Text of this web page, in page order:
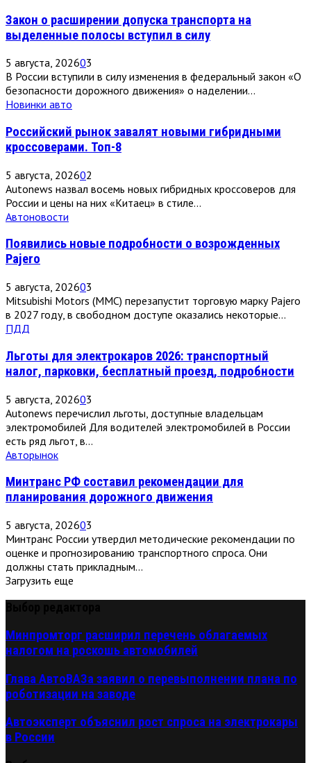
Закон о расширении допуска транспорта на
выделенные полосы вступил в силу
5 августа, 202603
В России вступили в силу изменения в федеральный закон «О
безопасности дорожного движения» о наделении...
Новинки авто
Российский рынок завалят новыми гибридными
кроссоверами. Топ-8
5 августа, 202602
Autonews назвал восемь новых гибридных кроссоверов для
России и цены на них «Китаец» в стиле...
Автоновости
Появились новые подробности о возрожденных
Pajero
5 августа, 202603
Mitsubishi Motors (MMC) перезапустит торговую марку Pajero
в 2027 году, в свободном доступе оказались некоторые...
ПДД
Льготы для электрокаров 2026: транспортный
налог, парковки, бесплатный проезд, подробности
5 августа, 202603
Autonews перечислил льготы, доступные владельцам
электромобилей Для водителей электромобилей в России
есть ряд льгот, в...
Авторынок
Минтранс РФ составил рекомендации для
планирования дорожного движения
5 августа, 202603
Минтранс России утвердил методические рекомендации по
оценке и прогнозированию транспортного спроса. Они
должны стать прикладным...
Загрузить еще
Минпромторг расширил перечень облагаемых
налогом на роскошь автомобилей
Глава АвтоВАЗа заявил о перевыполнении плана по
роботизации на заводе
Автоэксперт объяснил рост спроса на электрокары
в России